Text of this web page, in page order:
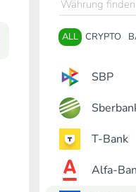
ALL CRYPTO
SBP
T-Bank
Alfa-